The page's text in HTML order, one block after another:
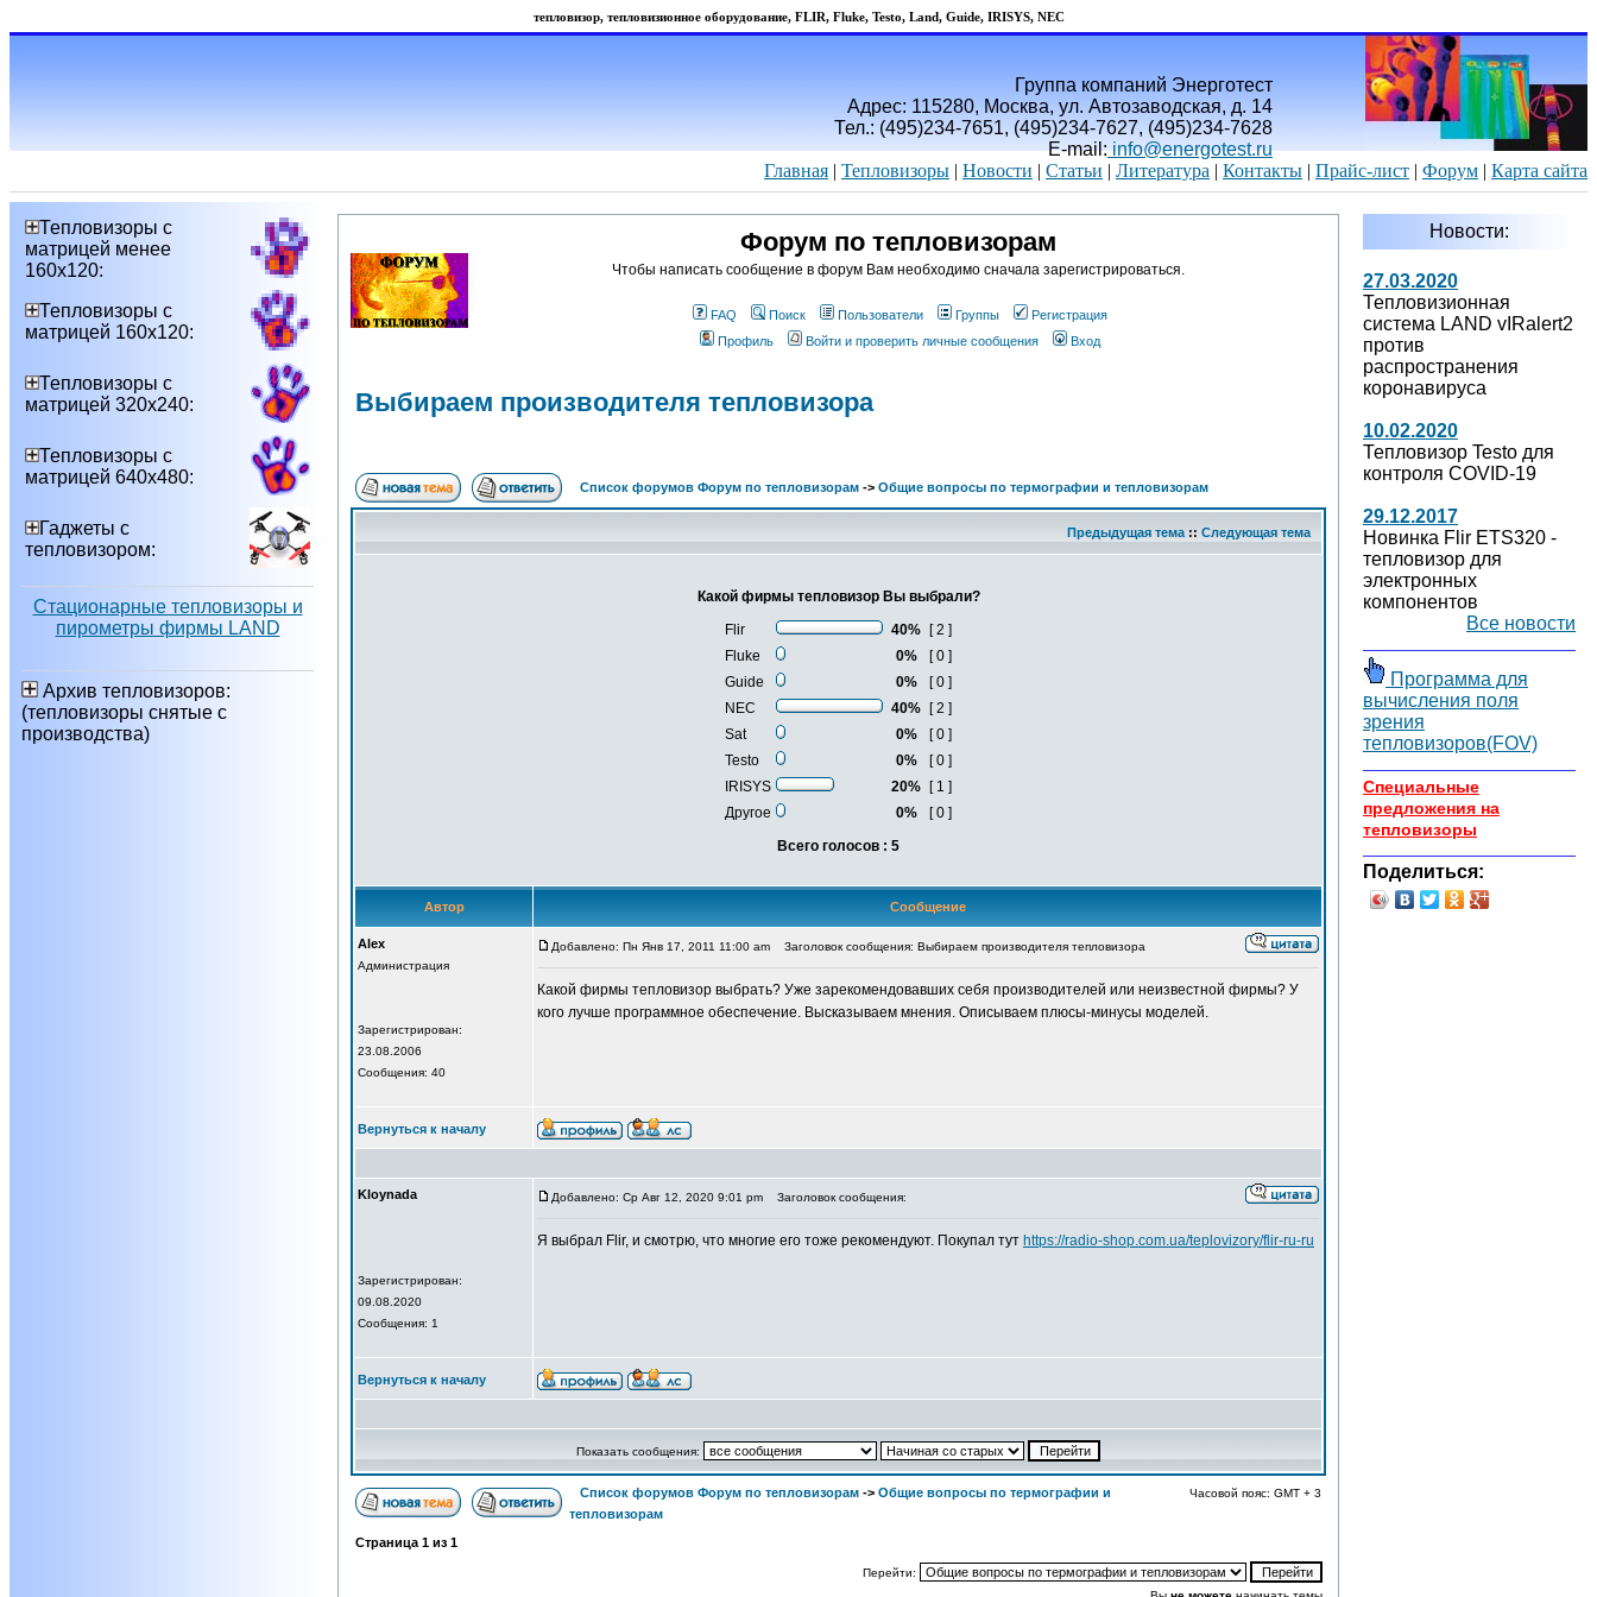
тепловизор, тепловизионное оборудование, FLIR, Fluke, Testo, Land, Guide, IRISYS, NEC
Группа компаний Энерготест
Адрес: 115280, Москва, ул. Автозаводская, д. 14
Тел.: (495)234-7651, (495)234-7627, (495)234-7628
E-mail:info@energotest.ru
Главная | Тепловизоры | Новости | Статьи | Литература | Контакты | Прайс-лист | Форум | Карта сайта
Тепловизоры с
матрицей менее
160х120:
Тепловизоры с
матрицей 160х120:
Тепловизоры с
матрицей 320х240:
Тепловизоры с
матрицей 640х480:
Гаджеты с
тепловизором:
Стационарные тепловизоры и
пирометры фирмы LAND
Архив тепловизоров:
(тепловизоры снятые с
производства)
Форум по тепловизорам
Чтобы написать сообщение в форум Вам необходимо сначала зарегистрироваться.
FAQ Поиск Пользователи Группы
Регистрация
Профиль
Войти и проверить личные сообщения Вход
Выбираем производителя тепловизора
Список форумов Форум по тепловизорам -> Общие вопросы по термографии и тепловизорам
Предыдущая тема :: Следующая тема
Какой фирмы тепловизор Вы выбрали?
Flir
40%
[ 2 ]
Fluke
0%
[ 0 ]
Guide
0%
[ 0 ]
NEC
40%
[ 2 ]
Sat
0%
[ 0 ]
Testo
0%
[ 0 ]
IRISYS
20%
[ 1 ]
Другое
0%
[ 0 ]
Всего голосов : 5
Автор Сообщение
Alex
Администрация
Зарегистрирован:
23.08.2006
Сообщения: 40
Добавлено: Пн Янв 17, 2011 11:00 am Заголовок сообщения: Выбираем производителя тепловизора
Какой фирмы тепловизор выбрать? Уже зарекомендовавших себя производителей или неизвестной фирмы? У
кого лучше программное обеспечение. Высказываем мнения. Описываем плюсы-минусы моделей.
Вернуться к началу
Kloynada
Зарегистрирован:
09.08.2020
Сообщения: 1
Добавлено: Ср Авг 12, 2020 9:01 pm Заголовок сообщения:
Я выбрал Flir, и смотрю, что многие его тоже рекомендуют. Покупал тут https://radio-shop.com.ua/teplovizory/flir-ru-ru
Вернуться к началу
Показать сообщения:
Список форумов Форум по тепловизорам -> Общие вопросы по термографии и
тепловизорам
Часовой пояс: GMT + 3
Страница 1 из 1
Перейти:
Новости:
27.03.2020
Тепловизионная
система LAND vIRalert2
против
распространения
коронавируса
10.02.2020
Тепловизор Testo для
контроля COVID-19
29.12.2017
Новинка Flir ETS320 -
тепловизор для
электронных
компонентов
Все новости
Программа для
вычисления поля
зрения
тепловизоров(FOV)
Специальные
предложения на
тепловизоры
Поделиться: